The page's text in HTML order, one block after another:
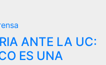
ANTE LA UC:
ES UNA